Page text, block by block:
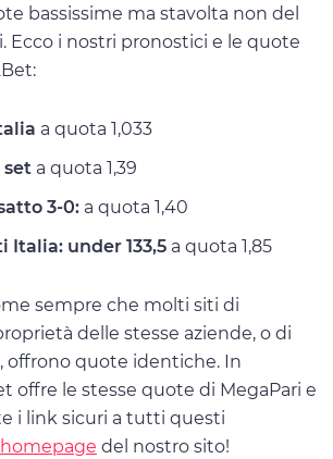
bassissime ma stavolta non del
i nostri pronostici e le quote
a quota 1,033
set a quota 1,39
3-0: a quota 1,40
Italia: under 133,5 a quota 1,85
sempre che molti siti di
delle stesse aziende, o di
offrono quote identiche. In
offre le stesse quote di MegaPari e
i link sicuri a tutti questi
homepage del nostro sito!